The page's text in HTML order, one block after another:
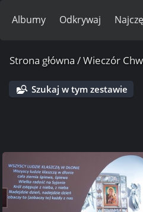
Albumy Odkrywaj
Strona główna /Wieczór
Szukaj w tym zestawie